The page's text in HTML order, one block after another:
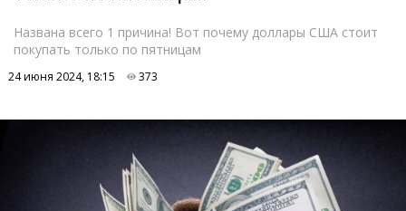
В
Названа всего 1 причина! Вот почему доллары США стоит
покупать только по пятницам
24 июня 2024, 18:15 373